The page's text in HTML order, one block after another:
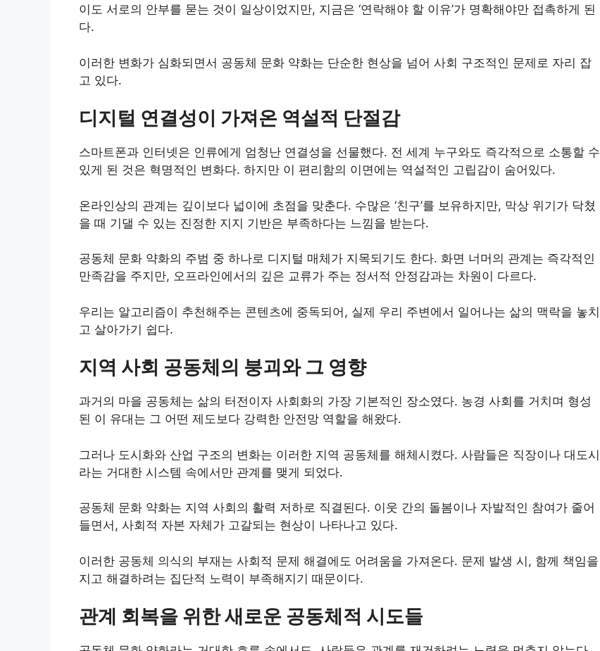
이도 서로의 안부를 묻는 것이 일상이었지만, 지금은 ‘연락해야 할 이유’가 명확해야만 접촉하게 된
다.
이러한 변화가 심화되면서 공동체 문화 약화는 단순한 현상을 넘어 사회 구조적인 문제로 자리 잡
고 있다.
디지털 연결성이 가져온 역설적 단절감
스마트폰과 인터넷은 인류에게 엄청난 연결성을 선물했다. 전 세계 누구와도 즉각적으로 소통할 수
있게 된 것은 혁명적인 변화다. 하지만 이 편리함의 이면에는 역설적인 고립감이 숨어있다.
온라인상의 관계는 깊이보다 넓이에 초점을 맞춘다. 수많은 ‘친구’를 보유하지만, 막상 위기가 닥쳤
을 때 기댈 수 있는 진정한 지지 기반은 부족하다는 느낌을 받는다.
공동체 문화 약화의 주범 중 하나로 디지털 매체가 지목되기도 한다. 화면 너머의 관계는 즉각적인
만족감을 주지만, 오프라인에서의 깊은 교류가 주는 정서적 안정감과는 차원이 다르다.
우리는 알고리즘이 추천해주는 콘텐츠에 중독되어, 실제 우리 주변에서 일어나는 삶의 맥락을 놓치
고 살아가기 쉽다.
지역 사회 공동체의 붕괴와 그 영향
과거의 마을 공동체는 삶의 터전이자 사회화의 가장 기본적인 장소였다. 농경 사회를 거치며 형성
된 이 유대는 그 어떤 제도보다 강력한 안전망 역할을 해왔다.
그러나 도시화와 산업 구조의 변화는 이러한 지역 공동체를 해체시켰다. 사람들은 직장이나 대도시
라는 거대한 시스템 속에서만 관계를 맺게 되었다.
공동체 문화 약화는 지역 사회의 활력 저하로 직결된다. 이웃 간의 돌봄이나 자발적인 참여가 줄어
들면서, 사회적 자본 자체가 고갈되는 현상이 나타나고 있다.
이러한 공동체 의식의 부재는 사회적 문제 해결에도 어려움을 가져온다. 문제 발생 시, 함께 책임을
지고 해결하려는 집단적 노력이 부족해지기 때문이다.
관계 회복을 위한 새로운 공동체적 시도들